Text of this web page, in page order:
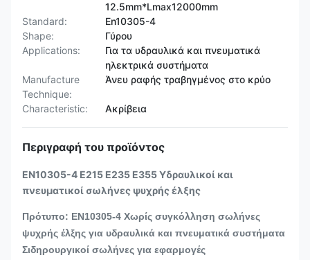
12.5mm*Lmax12000mm
Standard:
En10305-4
Shape:
Γύρου
Applications:
Για τα υδραυλικά και πνευματικά
ηλεκτρικά συστήματα
Manufacture
Technique:
Άνευ ραφής τραβηγμένος στο κρύο
Characteristic: Ακρίβεια
Περιγραφή του προϊόντος
EN10305-4 E215 E235 E355 Υδραυλικοί και
πνευματικοί σωλήνες ψυχρής έλξης
Πρότυπο: EN10305-4 Χωρίς συγκόλληση σωλήνες
ψυχρής έλξης για υδραυλικά και πνευματικά συστήματα
Σιδηρουργικοί σωλήνες για εφαρμογές